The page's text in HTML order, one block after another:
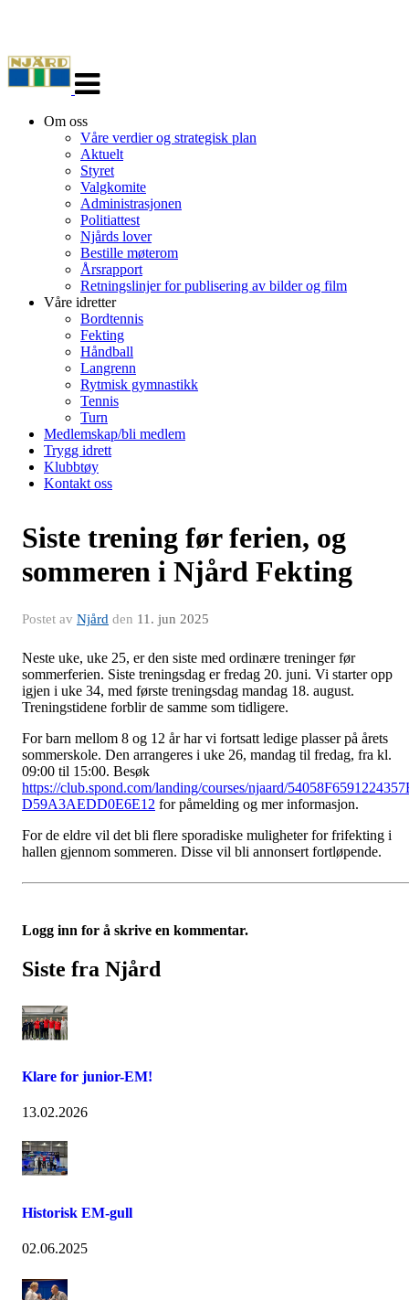
navigasjon
Om oss
Våre verdier og strategisk plan
Aktuelt
Styret
Valgkomite
Administrasjonen
Politiattest
Njårds lover
Bestille møterom
Årsrapport
Retningslinjer for publisering av bilder og film
Våre idretter
Bordtennis
Fekting
Håndball
Langrenn
Rytmisk gymnastikk
Tennis
Turn
Medlemskap/bli medlem
Trygg idrett
Klubbtøy
Kontakt oss
Siste trening før ferien, og
sommeren i Njård Fekting
Postet av Njård den 11. jun 2025
Neste uke, uke 25, er den siste med ordinære treninger før
sommerferien. Siste treningsdag er fredag 20. juni. Vi starter opp
igjen i uke 34, med første treningsdag mandag 18. august.
Treningstidene forblir de samme som tidligere.
For barn mellom 8 og 12 år har vi fortsatt ledige plasser på årets
sommerskole. Den arrangeres i uke 26, mandag til fredag, fra kl.
09:00 til 15:00. Besøk
https://club.spond.com/landing/courses/njaard/
D59A3AEDD0E6E12 for påmelding og mer informasjon.
For de eldre vil det bli flere sporadiske muligheter for frifekting i
hallen gjennom sommeren. Disse vil bli annonsert fortløpende.
Logg inn for å skrive en kommentar.
Siste fra Njård
Klare for junior-EM!
13.02.2026
Historisk EM-gull
02.06.2025